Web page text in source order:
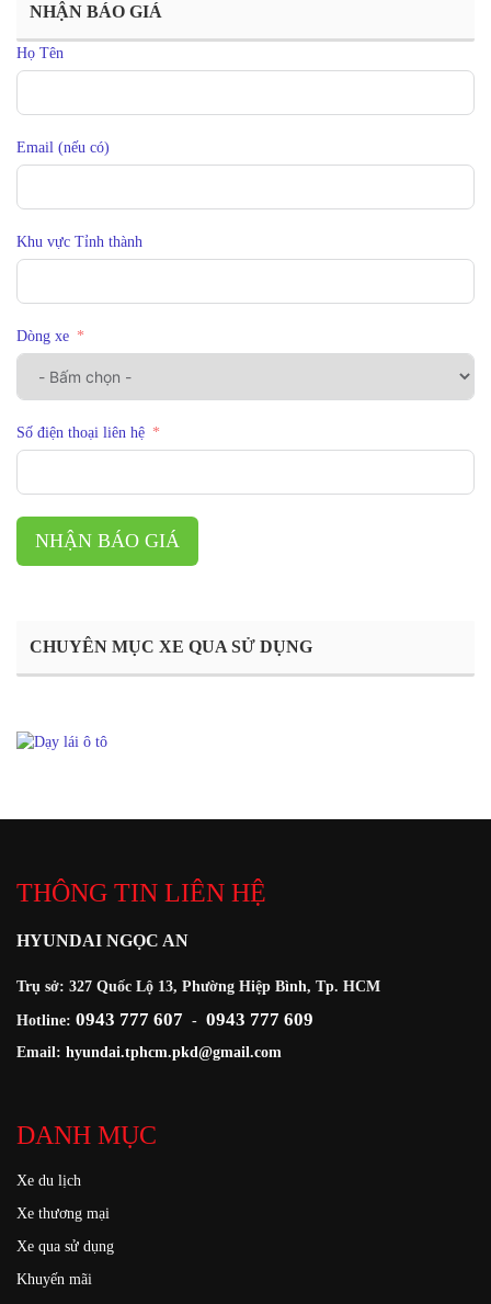
NHẬN BÁO GIÁ
Họ Tên
Email (nếu có)
Khu vực Tỉnh thành
Dòng xe
Số điện thoại liên hệ
NHẬN BÁO GIÁ
CHUYÊN MỤC XE QUA SỬ DỤNG
THÔNG TIN LIÊN HỆ
HYUNDAI NGỌC AN
Trụ sở: 327 Quốc Lộ 13, Phường Hiệp Bình, Tp. HCM
Hotline: 0943 777 607 - 0943 777 609
Email: hyundai.tphcm.pkd@gmail.com
DANH MỤC
Xe du lịch
Xe thương mại
Xe qua sử dụng
Khuyến mãi